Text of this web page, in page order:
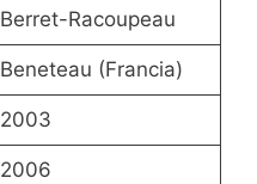
Berret-Racoupeau
Beneteau (Francia)
2003
2006